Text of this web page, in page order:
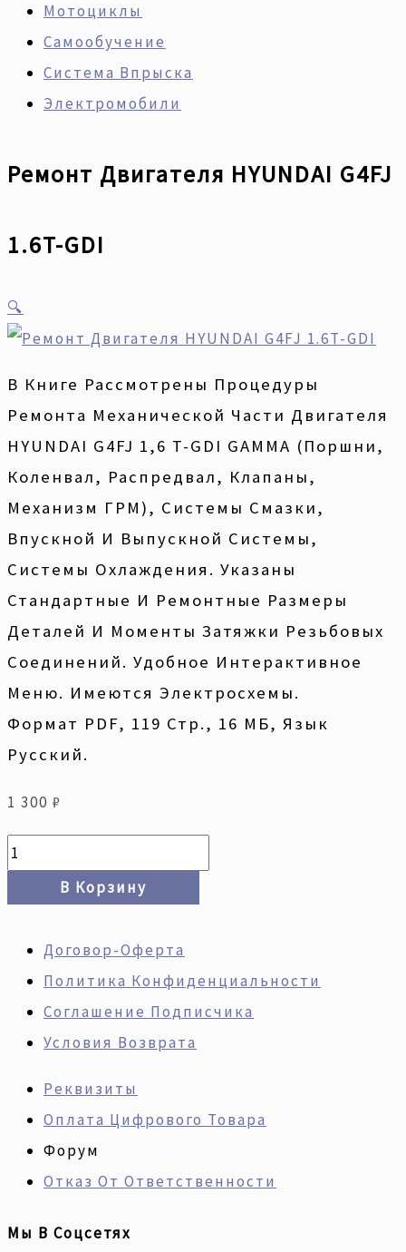
Мотоциклы
Самообучение
Система Впрыска
Электромобили
Ремонт Двигателя HYUNDAI G4FJ
1.6T-GDI
🔍
В Книге Рассмотрены Процедуры
Ремонта Механической Части Двигателя
HYUNDAI G4FJ 1,6 T-GDI GAMMA (поршни,
Коленвал, Распредвал, Клапаны,
Механизм ГРМ), Системы Смазки,
Впускной И Выпускной Системы,
Системы Охлаждения. Указаны
Стандартные И Ремонтные Размеры
Деталей И Моменты Затяжки Резьбовых
Соединений. Удобное Интерактивное
Меню. Имеются Электросхемы.
Формат PDF, 119 Стр., 16 МБ, Язык
Русский.
1 300 ₽
В Корзину
Договор-Оферта
Политика Конфиденциальности
Соглашение Подписчика
Условия Возврата
Реквизиты
Оплата Цифрового Товара
Форум
Отказ От Ответственности
Мы В Соцсетях